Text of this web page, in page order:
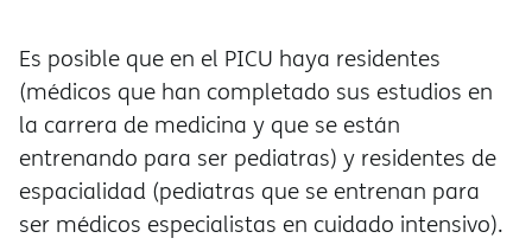
Es posible que en el PICU haya residentes
(médicos que han completado sus estudios en
la carrera de medicina y que se están
entrenando para ser pediatras) y residentes de
espacialidad (pediatras que se entrenan para
ser médicos especialistas en cuidado intensivo).